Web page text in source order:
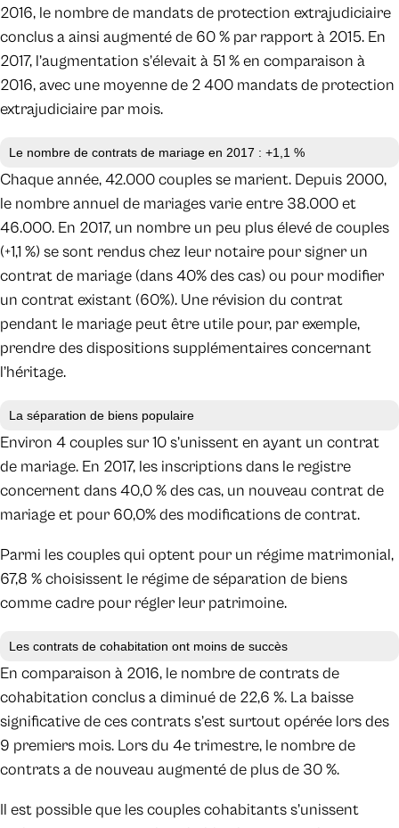
2016, le nombre de mandats de protection extrajudiciaire
conclus a ainsi augmenté de 60 % par rapport à 2015. En
2017, l’augmentation s’élevait à 51 % en comparaison à
2016, avec une moyenne de 2 400 mandats de protection
extrajudiciaire par mois.
Le nombre de contrats de mariage en 2017 : +1,1 %
Chaque année, 42.000 couples se marient. Depuis 2000,
le nombre annuel de mariages varie entre 38.000 et
46.000. En 2017, un nombre un peu plus élevé de couples
(+1,1 %) se sont rendus chez leur notaire pour signer un
contrat de mariage (dans 40% des cas) ou pour modifier
un contrat existant (60%). Une révision du contrat
pendant le mariage peut être utile pour, par exemple,
prendre des dispositions supplémentaires concernant
l’héritage.
La séparation de biens populaire
Environ 4 couples sur 10 s’unissent en ayant un contrat
de mariage. En 2017, les inscriptions dans le registre
concernent dans 40,0 % des cas, un nouveau contrat de
mariage et pour 60,0% des modifications de contrat.
Parmi les couples qui optent pour un régime matrimonial,
67,8 % choisissent le régime de séparation de biens
comme cadre pour régler leur patrimoine.
Les contrats de cohabitation ont moins de succès
En comparaison à 2016, le nombre de contrats de
cohabitation conclus a diminué de 22,6 %. La baisse
significative de ces contrats s’est surtout opérée lors des
9 premiers mois. Lors du 4e trimestre, le nombre de
contrats a de nouveau augmenté de plus de 30 %.
Il est possible que les couples cohabitants s’unissent